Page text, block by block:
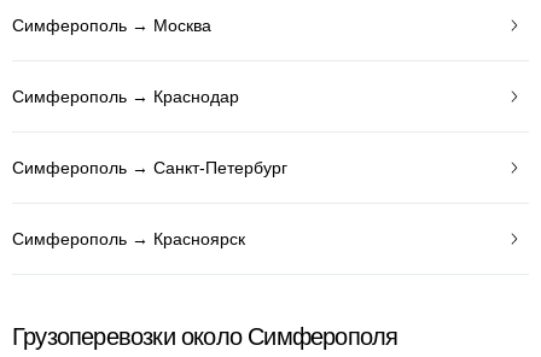
Симферополь → Москва
Симферополь → Краснодар
Симферополь → Санкт-Петербург
Симферополь → Красноярск
Грузоперевозки около Симферополя